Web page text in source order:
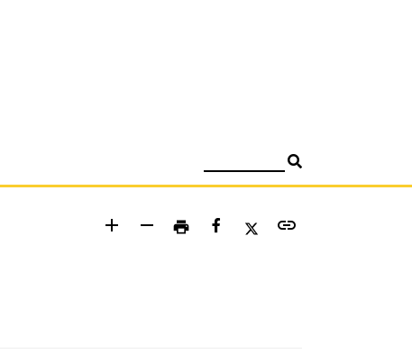
add remove print link